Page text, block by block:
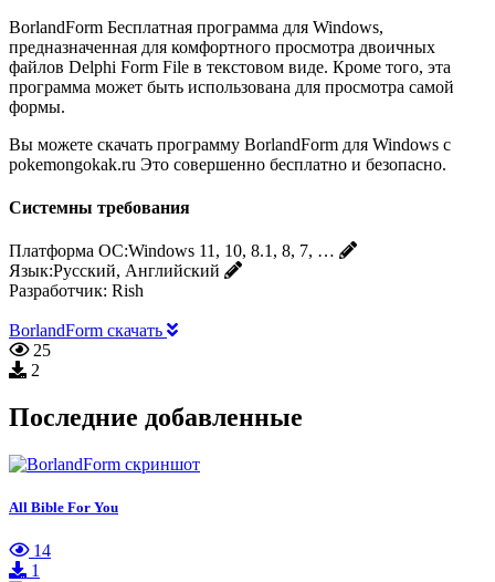
BorlandForm Бесплатная программа для Windows,
предназначенная для комфортного просмотра двоичных
файлов Delphi Form File в текстовом виде. Кроме того, эта
программа может быть использована для просмотра самой
формы.
Вы можете скачать программу BorlandForm для Windows с
pokemongokak.ru Это совершенно бесплатно и безопасно.
Системны требования
Платформа ОС:Windows 11, 10, 8.1, 8, 7, …
Язык:Русский, Английский
Разработчик: Rish
BorlandForm скачать
25
2
Последние добавленные
All Bible For You
14
1